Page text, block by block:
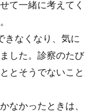
て一緒に考えてく
きなくなり、気に
した。診察のたび
とそうでないこと
なかったときは、